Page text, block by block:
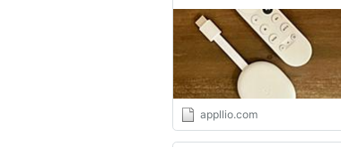
appllio.com